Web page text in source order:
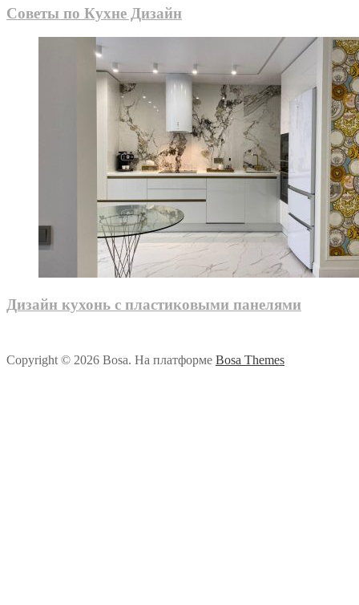
Советы по Кухне Дизайн
Дизайн кухонь с пластиковыми панелями
Copyright © 2026 Bosa. На платформе Bosa Themes